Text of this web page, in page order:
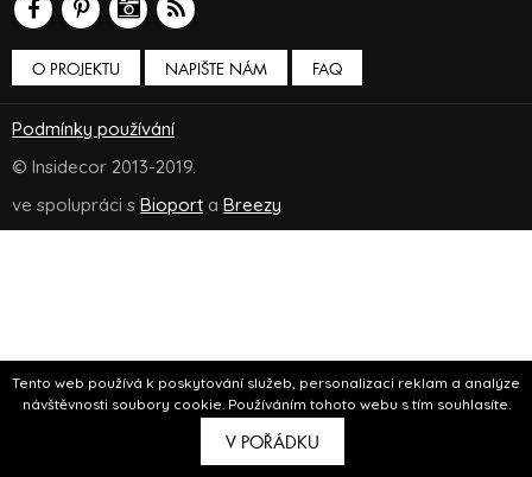
Tento web používá k poskytování služeb, personalizaci reklam a analýze
návštěvnosti soubory cookie. Používáním tohoto webu s tím souhlasíte.
V POŘÁDKU
O PROJEKTU NAPIŠTE NÁM FAQ
Podmínky používání
© Insidecor 2013-2019.
ve spolupráci s Bioport a Breezy